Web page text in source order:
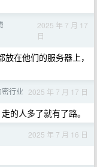
2025 年 7 月 17
日
在他们的服务器上，
行业 2025 年 7 月 17 日
的人多了就有了路。
2025 年 7 月 16 日